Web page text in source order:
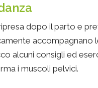
dopo il parto e
accompagnano
alcuni consigli ed
i muscoli pelvici.